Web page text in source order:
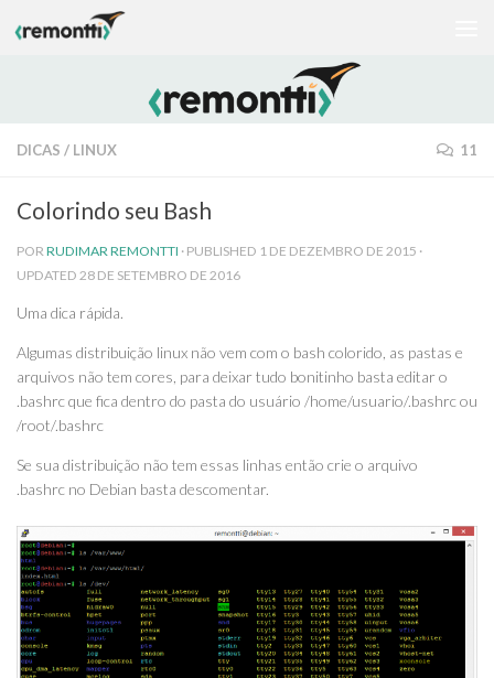
Skip to content
DICAS / LINUX 11
Colorindo seu Bash
POR RUDIMAR REMONTTI · PUBLISHED 1 DE DEZEMBRO DE 2015 ·
UPDATED 28 DE SETEMBRO DE 2016
Uma dica rápida.
Algumas distribuição linux não vem com o bash colorido, as pastas e
arquivos não tem cores, para deixar tudo bonitinho basta editar o
.bashrc que fica dentro do pasta do usuário /home/usuario/.bashrc ou
/root/.bashrc
Se sua distribuição não tem essas linhas então crie o arquivo
.bashrc no Debian basta descomentar.